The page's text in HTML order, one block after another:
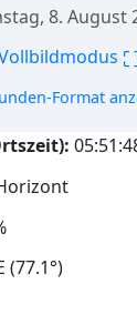
8. August
Format
(77.1°)